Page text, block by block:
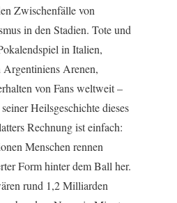
Zwischenfälle von
in den Stadien. Tote und
in Italien,
Argentiniens Arenen,
von Fans weltweit –
Heilsgeschichte dieses
Rechnung ist einfach:
Menschen rennen
Form hinter dem Ball her.
rund 1,2 Milliarden